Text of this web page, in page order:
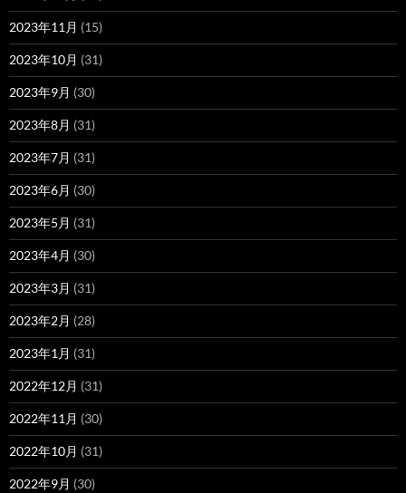
2023年11月 (15)
2023年10月 (31)
2023年9月 (30)
2023年8月 (31)
2023年7月 (31)
2023年6月 (30)
2023年5月 (31)
2023年4月 (30)
2023年3月 (31)
2023年2月 (28)
2023年1月 (31)
2022年12月 (31)
2022年11月 (30)
2022年10月 (31)
2022年9月 (30)